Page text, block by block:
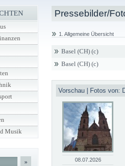
Pressebilder/
1. Allgemeine Übersicht
Basel (CH) (c)
Basel (CH) (c)
Vorschau | Fotos von:
08.07.2026
Musik
»